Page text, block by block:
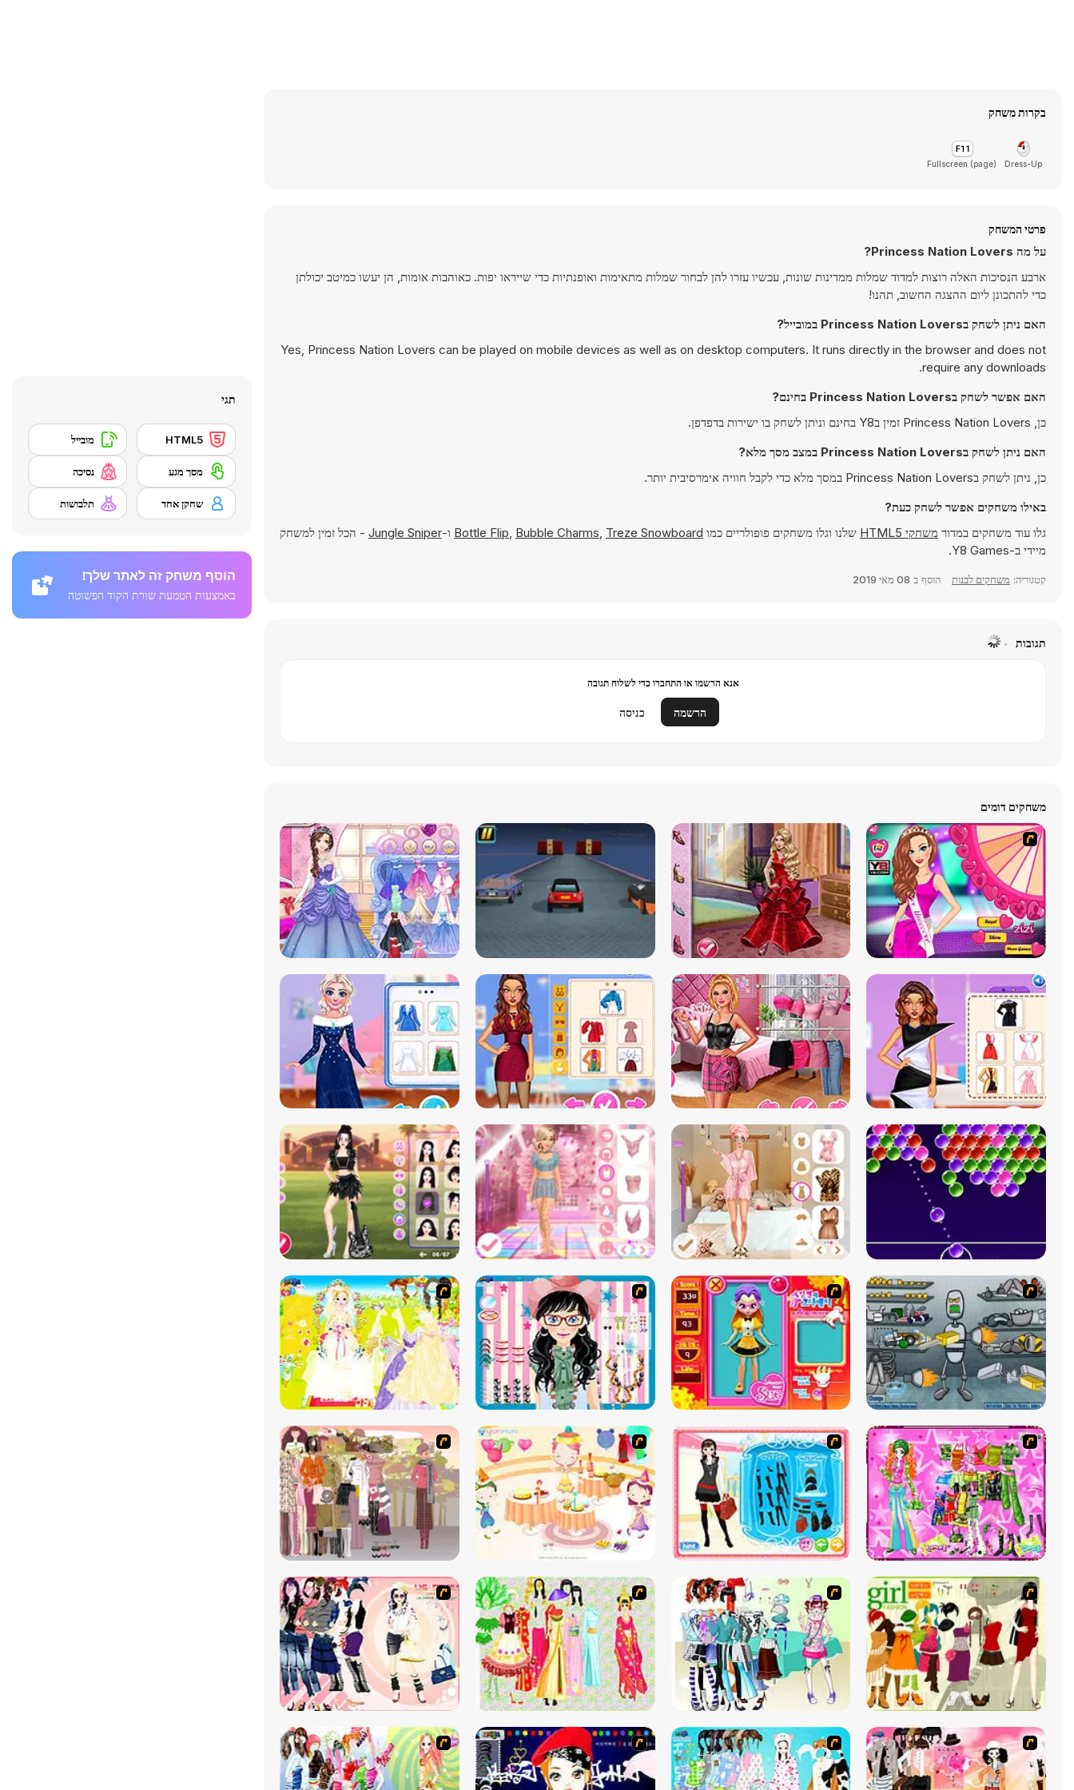
בקרות משחק
Dress-Up
Fullscreen (page)
פרטי המשחק
על מה Princess Nation Lovers?
ארבע הנסיכות האלה רוצות למדוד שמלות ממדינות שונות, עכשיו עזרו להן לבחור שמלות מתאימות ואופנתיות כדי שייראו יפות. כאוהבות אומות, הן יעשו כמיטב יכולתן
כדי להתכונן ליום ההצגה החשוב, תהנו!
האם ניתן לשחק בPrincess Nation Lovers במובייל?
Yes, Princess Nation Lovers can be played on mobile devices as well as on desktop computers. It runs directly in the browser and does not
require any downloads.
האם אפשר לשחק בPrincess Nation Lovers בחינם?
כן, Princess Nation Lovers זמין בY8 בחינם וניתן לשחק בו ישירות בדפדפן.
האם ניתן לשחק בPrincess Nation Lovers במצב מסך מלא?
כן, ניתן לשחק בPrincess Nation Lovers במסך מלא כדי לקבל חוויה אימרסיבית יותר.
באילו משחקים אפשר לשחק כעת?
גלו עוד משחקים במדור משחקי HTML5 שלנו וגלו משחקים פופולריים כמו Bottle Flip, Bubble Charms, Treze Snowboard ו-Jungle Sniper - הכל זמין למשחק
מיידי ב-Y8 Games.
קטגוריה: משחקים לבנות הוסף ב 08 מאי 2019
תגובות
אנא הרשמו או התחברו כדי לשלוח תגובה
הרשמה כניסה
משחקים דומים
תגי
HTML5 מובייל
מסך מגע נסיכה
שחקן אחד תלבושות
הוסף משחק זה לאתר שלך!
באמצעות הטמעת שורת הקוד הפשוטה